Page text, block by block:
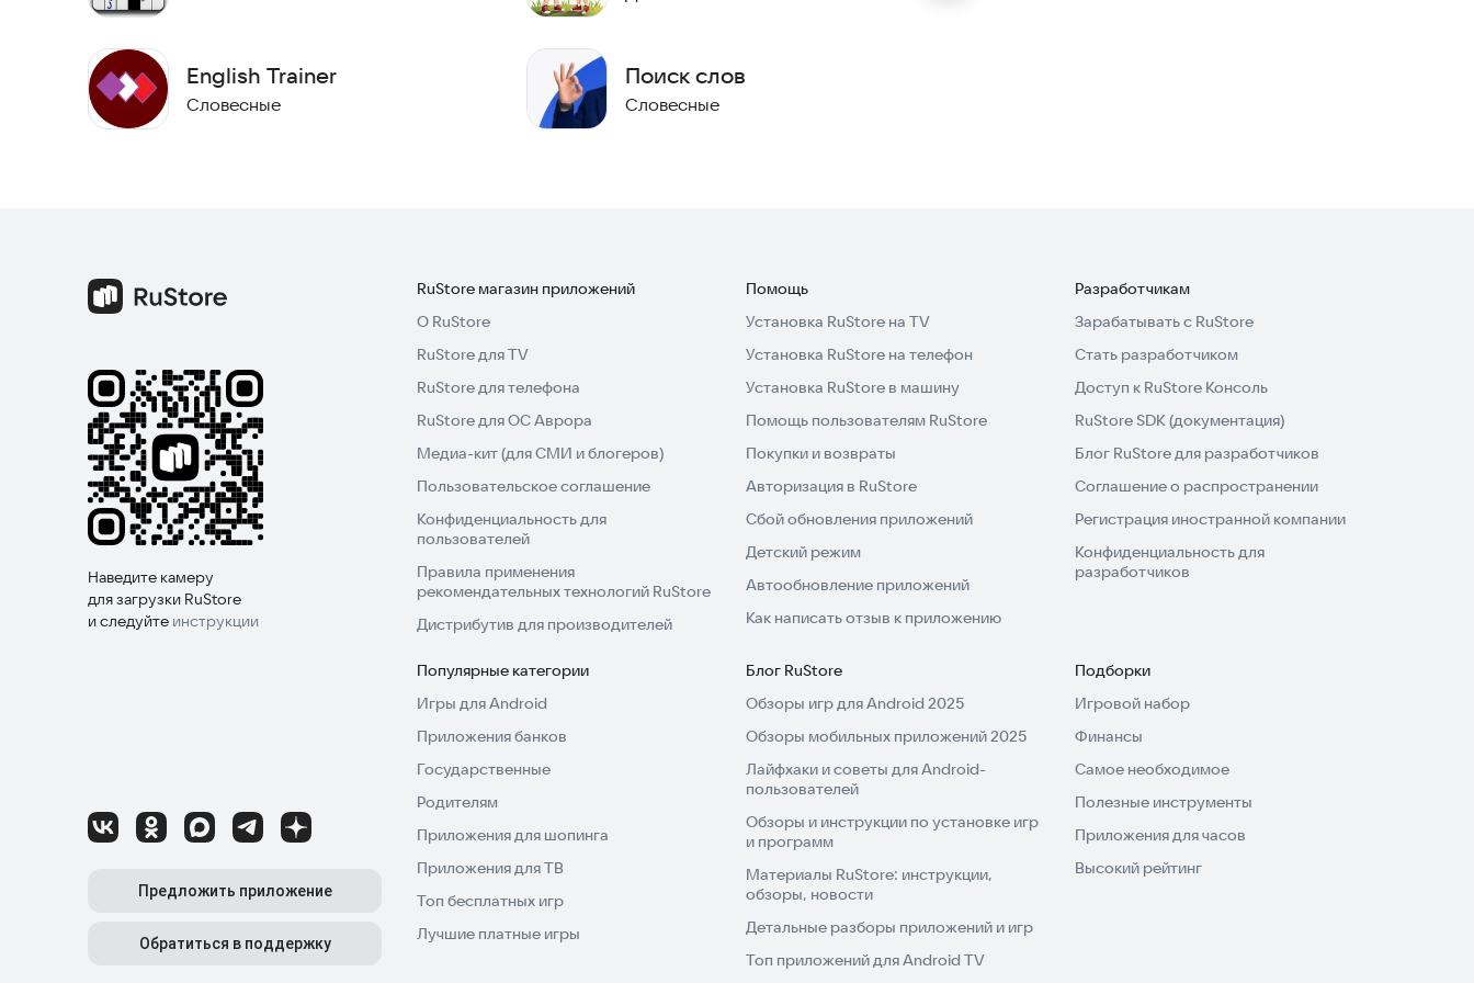
English Trainer
Словесные
Поиск слов
Словесные
Наведите камеру
для загрузки RuStore
и следуйте инструкции
Предложить приложение
Обратиться в поддержку
RuStore магазин приложений
О RuStore
RuStore для TV
RuStore для телефона
RuStore для ОС Аврора
Медиа-кит (для СМИ и блогеров)
Пользовательское соглашение
Конфиденциальность для
пользователей
Правила применения
рекомендательных технологий RuStore
Дистрибутив для производителей
Помощь
Установка RuStore на TV
Установка RuStore на телефон
Установка RuStore в машину
Помощь пользователям RuStore
Покупки и возвраты
Авторизация в RuStore
Сбой обновления приложений
Детский режим
Автообновление приложений
Как написать отзыв к приложению
Разработчикам
Зарабатывать с RuStore
Стать разработчиком
Доступ к RuStore Консоль
RuStore SDK (документация)
Блог RuStore для разработчиков
Соглашение о распространении
Регистрация иностранной компании
Конфиденциальность для
разработчиков
Популярные категории
Игры для Android
Приложения банков
Государственные
Родителям
Приложения для шопинга
Приложения для ТВ
Топ бесплатных игр
Лучшие платные игры
Блог RuStore
Обзоры игр для Android 2025
Обзоры мобильных приложений 2025
Лайфхаки и советы для Android-
пользователей
Обзоры и инструкции по установке игр
и программ
Материалы RuStore: инструкции,
обзоры, новости
Детальные разборы приложений и игр
Топ приложений для Android TV
Подборки
Игровой набор
Финансы
Самое необходимое
Полезные инструменты
Приложения для часов
Высокий рейтинг